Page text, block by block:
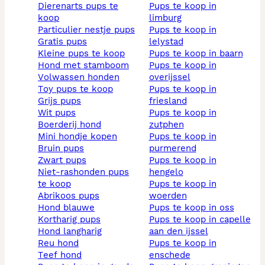
dierenarts pups te
koop
particulier nestje pups
gratis pups
kleine pups te koop
hond met stamboom
volwassen honden
toy pups te koop
grijs pups
wit pups
boerderij hond
mini hondje kopen
bruin pups
zwart pups
niet-rashonden pups
te koop
abrikoos pups
hond blauwe
kortharig pups
hond langharig
reu hond
teef hond
pups te koop in
limburg
pups te koop in
lelystad
pups te koop in baarn
pups te koop in
overijssel
pups te koop in
friesland
pups te koop in
zutphen
pups te koop in
purmerend
pups te koop in
hengelo
pups te koop in
woerden
pups te koop in oss
pups te koop in capelle
aan den ijssel
pups te koop in
enschede